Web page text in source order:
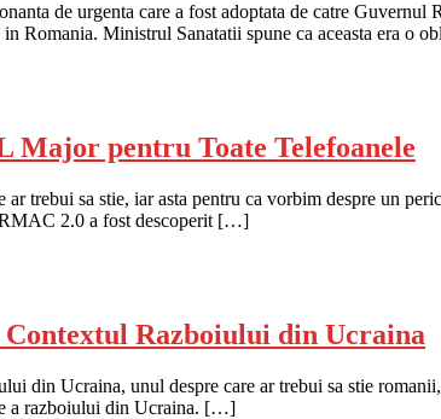
de urgenta care a fost adoptata de catre
Romania. Ministrul Sanatatii spune ca aceasta era o
pentru Toate Telefoanele
trebui sa stie, iar asta pentru ca vorbim despre un
2.0 a fost descoperit […]
Razboiului din Ucraina
Ucraina, unul despre care ar trebui sa stie
a razboiului din Ucraina. […]